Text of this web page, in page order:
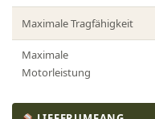
Maximale Tragfähigkeit
Maximale
Motorleistung